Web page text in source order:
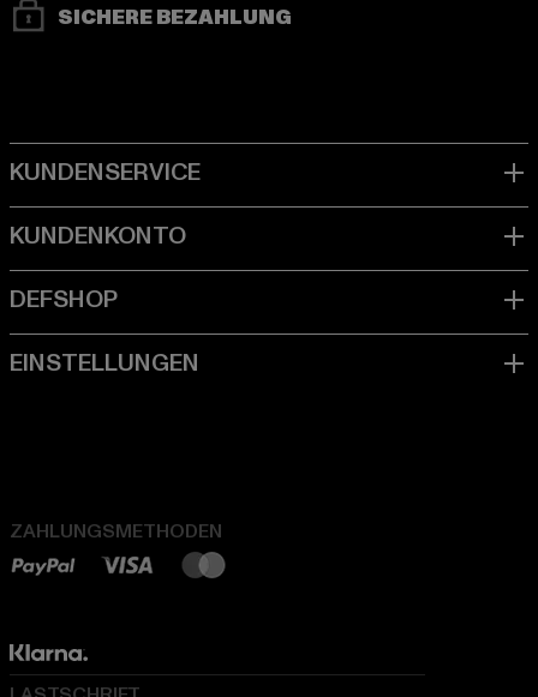
SICHERE BEZAHLUNG
ZAHLUNGSMETHODEN